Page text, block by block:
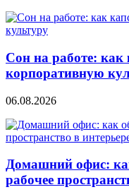
Сон на работе:
корпоративную
06.08.2026
Домашний офис:
рабочее